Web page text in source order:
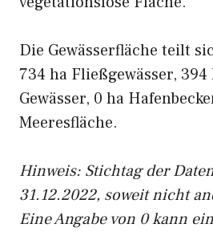
Die Gewässerfläche teilt
734 ha Fließgewässer, 394
Gewässer, 0 ha
Meeresfläche.
Hinweis: Stichtag der
31.12.2022, soweit nicht
Eine Angabe von 0 kann